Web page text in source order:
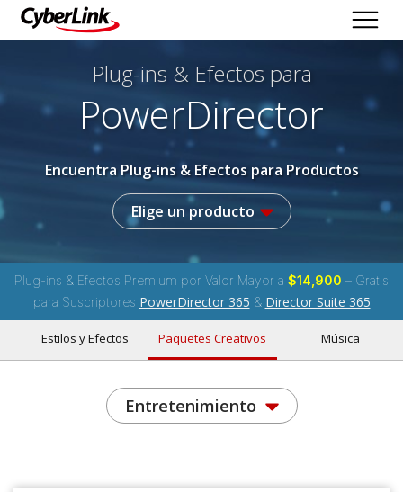
Plug-ins & Efectos para
PowerDirector
Encuentra Plug-ins & Efectos para Productos
Elige un producto
Plug-ins & Efectos Premium por Valor Mayor a $14,900 – Gratis
para Suscriptores PowerDirector 365 & Director Suite 365
Estilos y Efectos Paquetes Creativos Música
Entretenimiento